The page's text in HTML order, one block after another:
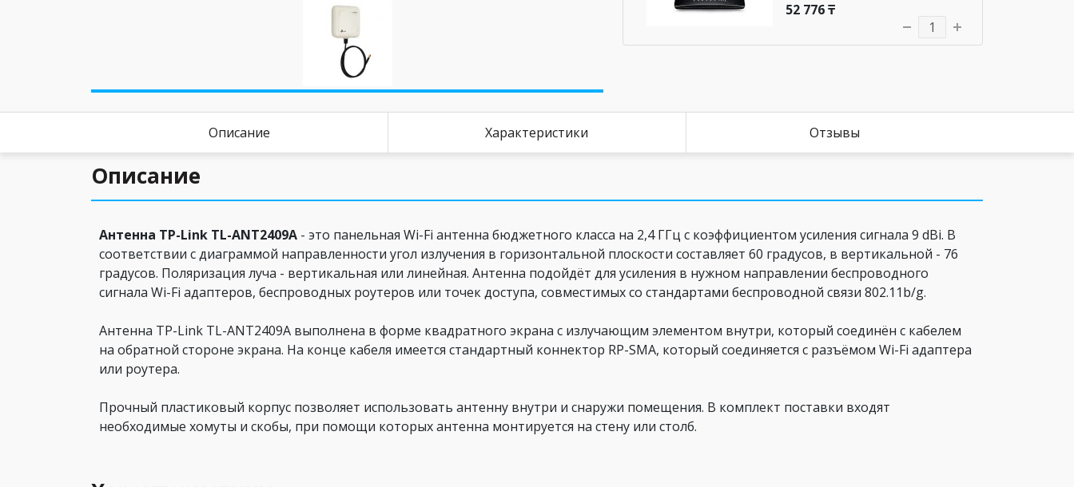
52 776 ₸
Описание Характеристики Отзывы
Описание
Антенна TP-Link TL-ANT2409A - это панельная Wi-Fi антенна бюджетного класса на 2,4 ГГц с коэффициентом усиления сигнала 9 dBi. В
соответствии с диаграммой направленности угол излучения в горизонтальной плоскости составляет 60 градусов, в вертикальной - 76
градусов. Поляризация луча - вертикальная или линейная. Антенна подойдёт для усиления в нужном направлении беспроводного
сигнала Wi-Fi адаптеров, беспроводных роутеров или точек доступа, совместимых со стандартами беспроводной связи 802.11b/g.
Антенна TP-Link TL-ANT2409A выполнена в форме квадратного экрана с излучающим элементом внутри, который соединён с кабелем
на обратной стороне экрана. На конце кабеля имеется стандартный коннектор RP-SMA, который соединяется с разъёмом Wi-Fi адаптера
или роутера.
Прочный пластиковый корпус позволяет использовать антенну внутри и снаружи помещения. В комплект поставки входят
необходимые хомуты и скобы, при помощи которых антенна монтируется на стену или столб.